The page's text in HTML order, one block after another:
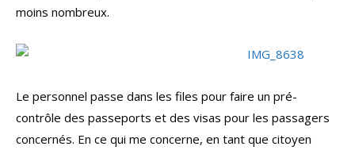
moins nombreux.
Le personnel passe dans les files pour faire un pré-
contrôle des passeports et des visas pour les passagers
concernés. En ce qui me concerne, en tant que citoyen